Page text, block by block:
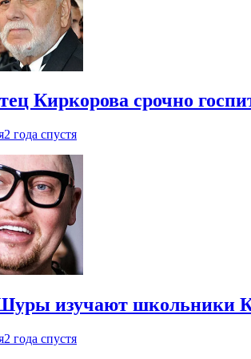
Киркорова срочно
2 года спустя
изучают школьники
2 года спустя